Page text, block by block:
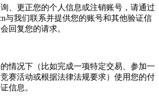
更正您的个人信息或注销账号，请通过
与我们联系并提供您的账号和其他验证信
回复您的请求。
况下（比如完成一项特定交易、参加一
赛活动或根据法律法规要求）使用您的付
信息。